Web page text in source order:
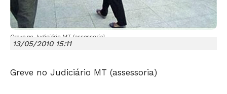
Greve no Judiciário MT (assessoria)
13/05/2010 15:11
Greve no Judiciário MT (assessoria)